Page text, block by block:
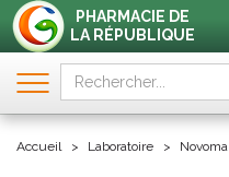
PHARMACIE DE
LA RÉPUBLIQUE
Accueil Laboratoire Novoma